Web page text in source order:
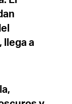
llega a